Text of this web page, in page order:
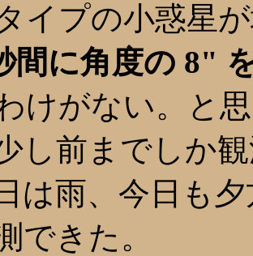
イプの小惑星
間に角度の 8"
けがない。と
し前までしか
は雨、今日も
できた。